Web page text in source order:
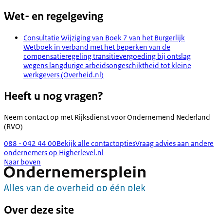
Wet- en regelgeving
Consultatie Wijziging van Boek 7 van het Burgerlijk
Wetboek in verband met het beperken van de
compensatieregeling transitievergoeding bij ontslag
wegens langdurige arbeidsongeschiktheid tot kleine
werkgevers (Overheid.nl)
Heeft u nog vragen?
Neem contact op met Rijksdienst voor Ondernemend Nederland
(RVO)
088 - 042 44 00Bekijk alle contactoptiesVraag advies aan andere
ondernemers op Higherlevel.nl
Naar boven
Over deze site